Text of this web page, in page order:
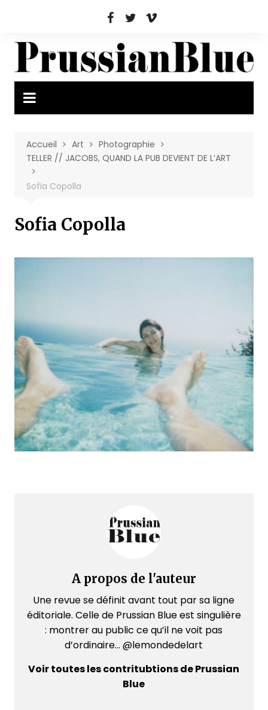
Accueil Art
Photographie
TELLER // JACOBS, QUAND LA PUB DEVIENT DE L’ART
Sofia Copolla
Sofia Copolla
A propos de l'auteur
Une revue se définit avant tout par sa ligne
éditoriale. Celle de Prussian Blue est singulière
: montrer au public ce qu’il ne voit pas
d’ordinaire... @lemondedelart
Voir toutes les contritubtions de Prussian
Blue